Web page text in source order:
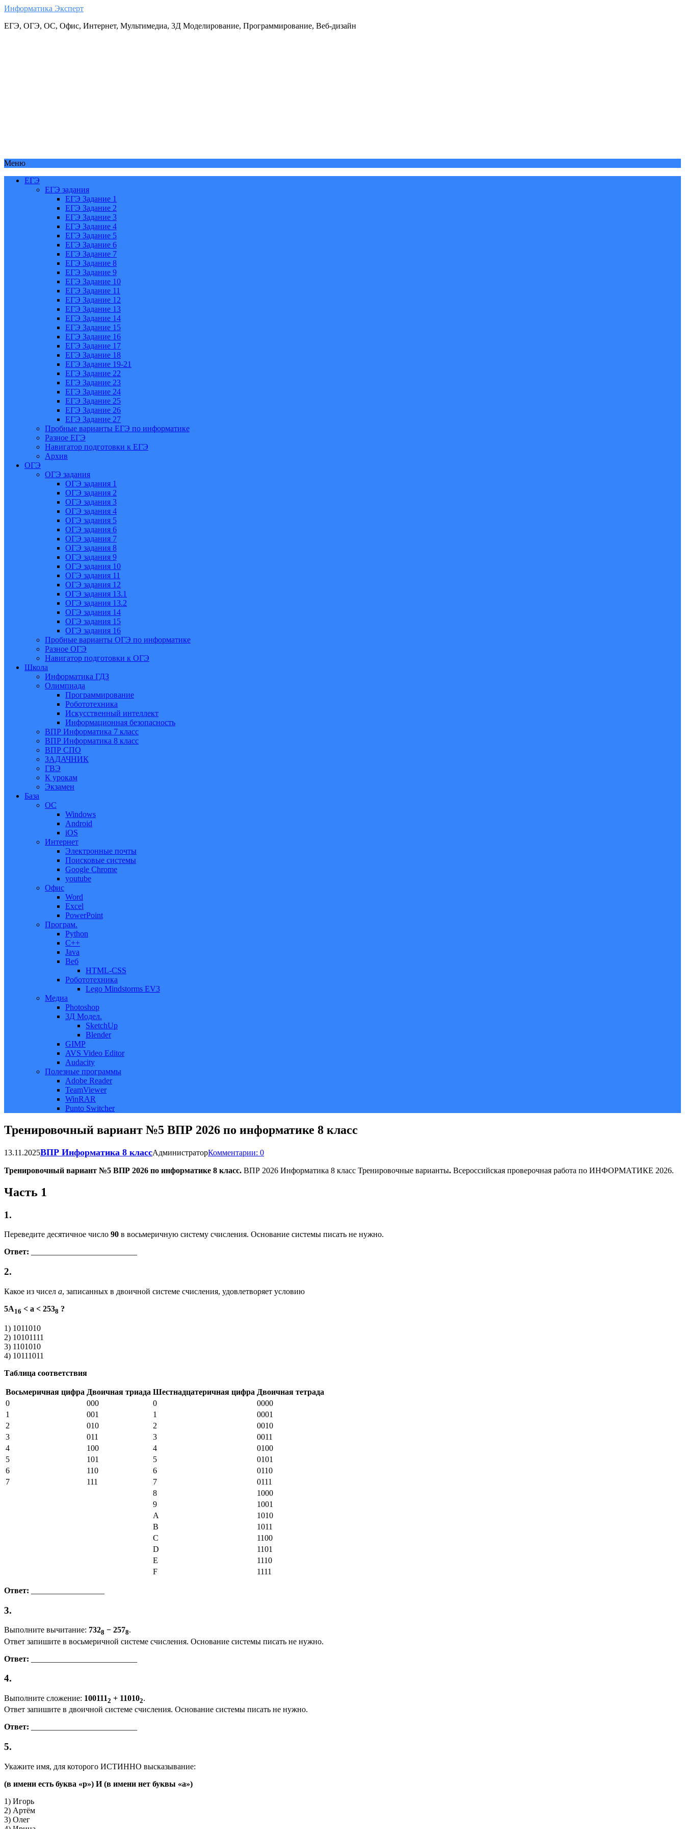
Информатика Эксперт
ЕГЭ, ОГЭ, ОС, Офис, Интернет, Мультимедиа, 3Д Моделирование, Программирование, Веб-дизайн
Меню
ЕГЭ
ЕГЭ задания
ЕГЭ Задание 1
ЕГЭ Задание 2
ЕГЭ Задание 3
ЕГЭ Задание 4
ЕГЭ Задание 5
ЕГЭ Задание 6
ЕГЭ Задание 7
ЕГЭ Задание 8
ЕГЭ Задание 9
ЕГЭ Задание 10
ЕГЭ Задание 11
ЕГЭ Задание 12
ЕГЭ Задание 13
ЕГЭ Задание 14
ЕГЭ Задание 15
ЕГЭ Задание 16
ЕГЭ Задание 17
ЕГЭ Задание 18
ЕГЭ Задание 19-21
ЕГЭ Задание 22
ЕГЭ Задание 23
ЕГЭ Задание 24
ЕГЭ Задание 25
ЕГЭ Задание 26
ЕГЭ Задание 27
Пробные варианты ЕГЭ по информатике
Разное ЕГЭ
Навигатор подготовки к ЕГЭ
Архив
ОГЭ
ОГЭ задания
ОГЭ задания 1
ОГЭ задания 2
ОГЭ задания 3
ОГЭ задания 4
ОГЭ задания 5
ОГЭ задания 6
ОГЭ задания 7
ОГЭ задания 8
ОГЭ задания 9
ОГЭ задания 10
ОГЭ задания 11
ОГЭ задания 12
ОГЭ задания 13.1
ОГЭ задания 13.2
ОГЭ задания 14
ОГЭ задания 15
ОГЭ задания 16
Пробные варианты ОГЭ по информатике
Разное ОГЭ
Навигатор подготовки к ОГЭ
Школа
Информатика ГДЗ
Олимпиада
Программирование
Робототехника
Искусственный интеллект
Информационная безопасность
ВПР Информатика 7 класс
ВПР Информатика 8 класс
ВПР СПО
ЗАДАЧНИК
ГВЭ
К урокам
Экзамен
База
ОС
Windows
Android
iOS
Интернет
Электронные почты
Поисковые системы
Google Chrome
youtube
Офис
Word
Excel
PowerPoint
Програм.
Python
C++
Java
Веб
HTML-CSS
Робототехника
Lego Mindstorms EV3
Медиа
Photoshop
3Д Модел.
SketchUp
Blender
GIMP
AVS Video Editor
Audacity
Полезные программы
Adobe Reader
TeamViewer
WinRAR
Punto Switcher
Тренировочный вариант №5 ВПР 2026 по информатике 8 класс
13.11.2025ВПР Информатика 8 классАдминистраторКомментарии: 0
Тренировочный вариант №5 ВПР 2026 по информатике 8 класс. ВПР 2026 Информатика 8 класс Тренировочные варианты. Всероссийская проверочная работа по ИНФОРМАТИКЕ 2026.
Часть 1
1.
Переведите десятичное число 90 в восьмеричную систему счисления. Основание системы писать не нужно.
Ответ:
2.
Какое из чисел a, записанных в двоичной системе счисления, удовлетворяет условию
5A16 < a < 2538 ?
1) 1011010
2) 10101111
3) 1101010
4) 10111011
Таблица соответствия
Восьмеричная цифра Двоичная триада Шестнадцатеричная цифра Двоичная тетрада
0
000 0
0000
1
001 1
0001
2
010 2
0010
3
011 3
0011
4
100 4
0100
5
101 5
0101
6
110 6
0110
7
111 7
0111
8
1000
9
1001
A
1010
B
1011
C
1100
D
1101
E
1110
F
1111
Ответ:
3.
Выполните вычитание: 7328 − 2578.
Ответ запишите в восьмеричной системе счисления. Основание системы писать не нужно.
Ответ:
4.
Выполните сложение: 1001112 + 110102.
Ответ запишите в двоичной системе счисления. Основание системы писать не нужно.
Ответ:
5.
Укажите имя, для которого ИСТИННО высказывание:
(в имени есть буква «р») И (в имени нет буквы «а»)
1) Игорь
2) Артём
3) Олег